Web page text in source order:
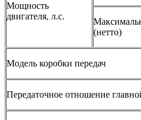
Мощность
двигателя, л.с.
(нетто)
Модель коробки передач
Передаточное отношение